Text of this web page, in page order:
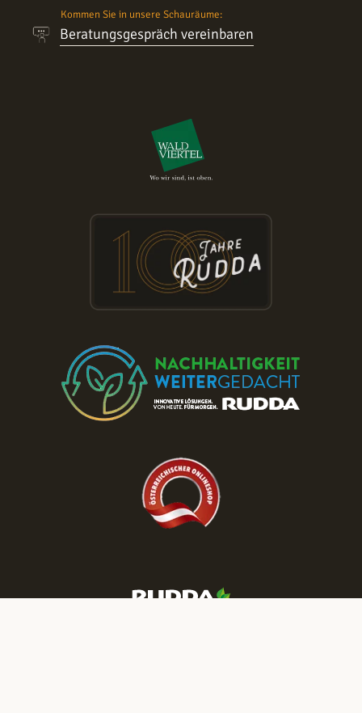
Kommen Sie in unsere Schauräume:
Beratungsgespräch vereinbaren
Besuchen Sie die RUDDA Schauräume
und entdecken Sie Parkett & Türen zu
reduzierten Preisen!